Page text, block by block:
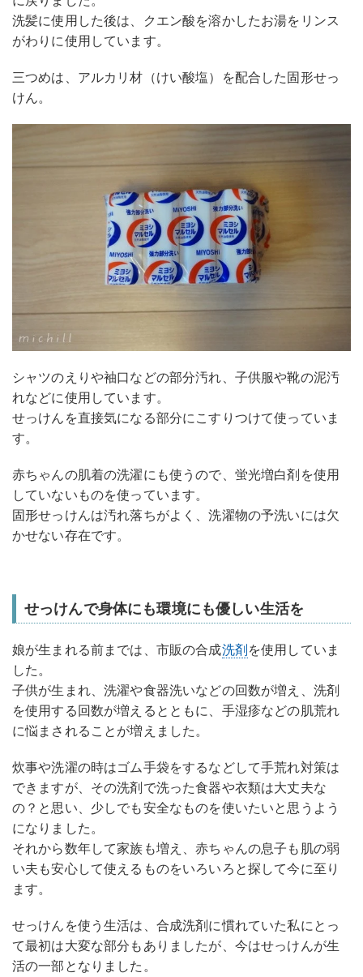
洗髪に使用した後は、クエン酸を溶かしたお湯をリンス
がわりに使用しています。
三つめは、アルカリ材（けい酸塩）を配合した固形せっ
けん。
シャツのえりや袖口などの部分汚れ、子供服や靴の泥汚
れなどに使用しています。
せっけんを直接気になる部分にこすりつけて使っていま
す。
赤ちゃんの肌着の洗濯にも使うので、蛍光増白剤を使用
していないものを使っています。
固形せっけんは汚れ落ちがよく、洗濯物の予洗いには欠
かせない存在です。
せっけんで身体にも環境にも優しい生活を
娘が生まれる前までは、市販の合成洗剤を使用していま
した。
子供が生まれ、洗濯や食器洗いなどの回数が増え、洗剤
を使用する回数が増えるとともに、手湿疹などの肌荒れ
に悩まされることが増えました。
炊事や洗濯の時はゴム手袋をするなどして手荒れ対策は
できますが、その洗剤で洗った食器や衣類は大丈夫な
の？と思い、少しでも安全なものを使いたいと思うよう
になりました。
それから数年して家族も増え、赤ちゃんの息子も肌の弱
い夫も安心して使えるものをいろいろと探して今に至り
ます。
せっけんを使う生活は、合成洗剤に慣れていた私にとっ
て最初は大変な部分もありましたが、今はせっけんが生
活の一部となりました。